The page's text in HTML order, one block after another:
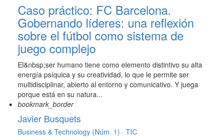
Caso práctico: FC Barcelona.
Gobernando líderes: una reflexión
sobre el fútbol como sistema de
juego complejo
El&nbsp;ser humano tiene como elemento distintivo su alta
energía psíquica y su creatividad, lo que le permite ser
multidisciplinar, abierto al entorno y comunicativo. Y juega
porque está en su natura...
bookmark_border
Javier Busquets
Business & Technology (Núm. 1) · TIC